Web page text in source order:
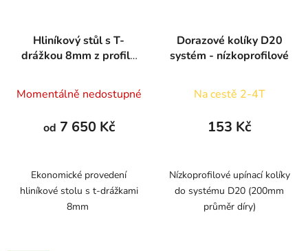
Hliníkový stůl s T-
drážkou 8mm z profilů
Momentálně nedostupné
od 7 650 Kč
Ekonomické provedení
hliníkové stolu s t-drážkami
8mm
Dorazové kolíky D20
systém - nízkoprofilové
Na cestě 2-4T
153 Kč
Nízkoprofilové upínací kolíky
do systému D20 (200mm
průměr díry)